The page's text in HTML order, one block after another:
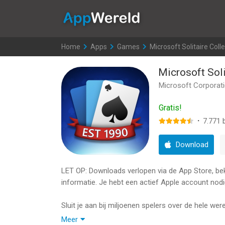
Home >
Apps >
Games >
Microsoft Solitaire
Microsoft
Microsoft
Gratis!
· 7.771
Download
LET OP: Downloads verlopen via de App Store,
informatie. Je hebt een actief Apple account
Sluit je aan bij miljoenen spelers over de hele
meer geweldige spellen om te spelen.
Meer